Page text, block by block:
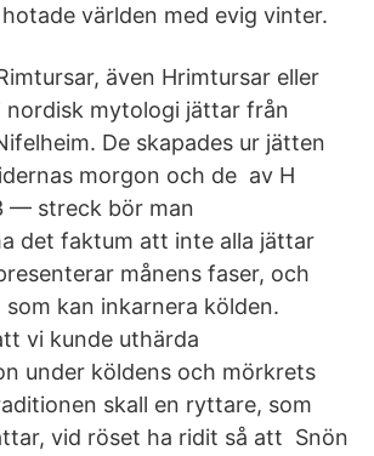
världen med evig vinter.
även Hrimtursar eller
nordisk mytologi jättar från
De skapades ur jätten
morgon och de av H
— streck bör man
det faktum att inte alla jättar
månens faser, och
som kan inkarnera kölden.
vi kunde uthärda
under köldens och mörkrets
skall en ryttare, som
vid röset ha ridit så att Snön